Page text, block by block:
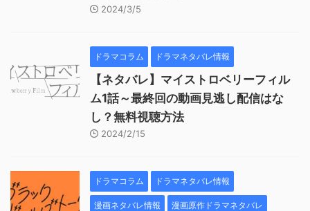
2024/3/5
ドラマコラム ドラマネタバレ情報
【ネタバレ】マイストロベリーフィル
ム1話～最終回の動画見逃し配信はな
し？無料視聴方法
2024/2/15
ドラマコラム ドラマネタバレ情報
漫画ネタバレ情報 漫画原作ドラマネタバレ